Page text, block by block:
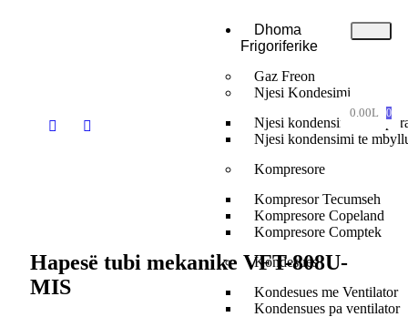
Dhoma
Frigoriferike
Gaz Freon
Njesi Kondesimi
Njesi kondensimi te
Njesi kondensimi te
Kompresore
Kompresor Tecumseh
Kompresore Copeland
Kompresore Comptek
Kondesues
Kondesues me Ventilator
Kondensues pa ventilator
0.00L 0
Hapesë tubi mekanike VFT-808U-
MIS